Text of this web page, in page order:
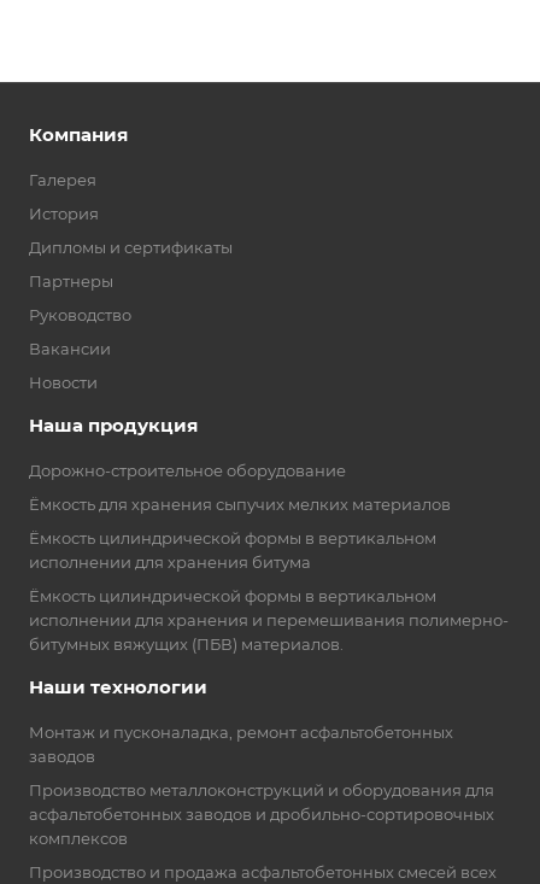
Компания
Галерея
История
Дипломы и сертификаты
Партнеры
Руководство
Вакансии
Новости
Наша продукция
Дорожно-строительное оборудование
Ёмкость для хранения сыпучих мелких материалов
Ёмкость цилиндрической формы в вертикальном
исполнении для хранения битума
Ёмкость цилиндрической формы в вертикальном
исполнении для хранения и перемешивания полимерно-
битумных вяжущих (ПБВ) материалов.
Наши технологии
Монтаж и пусконаладка, ремонт асфальтобетонных
заводов
Производство металлоконструкций и оборудования для
асфальтобетонных заводов и дробильно-сортировочных
комплексов
Производство и продажа асфальтобетонных смесей всех